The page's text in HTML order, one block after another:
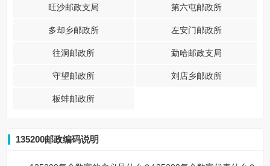
旺沙邮政支局 第六屯邮政所
多却乡邮政所 左安门邮政所
往洞邮政所 勐哈邮政支局
守望邮政所 刘店乡邮政所
板蚌邮政所
135200邮政编码说明